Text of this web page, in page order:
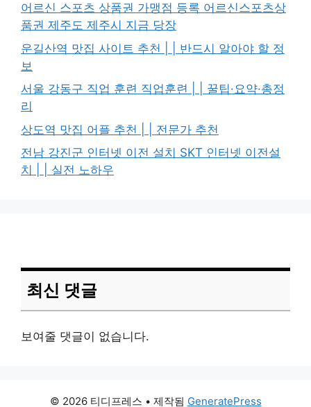
어르신 스포츠 상품권 가맹점 등록 어르신스포츠상
품권 제주도 제주시 지금 당장
운길산역 맛집 사이트 추천 | | 반드시 알아야 할 정
보
서울 강동구 직업 훈련 직업훈련 | | 꿀팁·요약·총정
리
상도역 맛집 어플 추천 | | 전문가 추천
전남 강진군 인터넷 이전 설치 SKT 인터넷 이전설
치 | | 실전 노하우
최신 댓글
보여줄 댓글이 없습니다.
© 2026 티디프레스 • 제작됨 GeneratePress